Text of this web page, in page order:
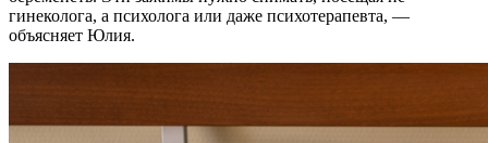
гинеколога, а психолога или даже психотерапевта, —
объясняет Юлия.